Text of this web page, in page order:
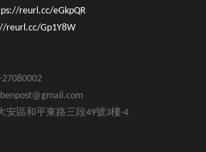
reurl.cc/eGkpQR
reurl.cc/Gp1Y8W
安區和平東路三段49號3樓-4